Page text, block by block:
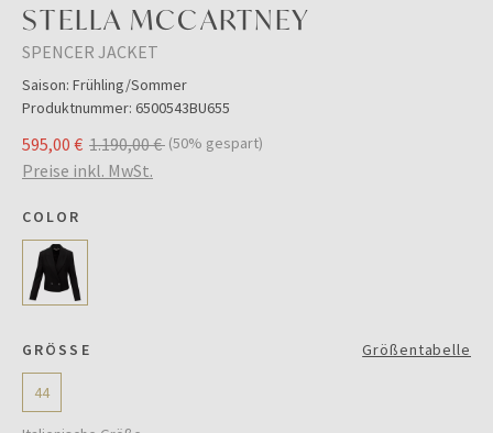
STELLA MCCARTNEY
SPENCER JACKET
Saison: Frühling/Sommer
Produktnummer: 6500543BU655
595,00 € 1.190,00 € (50% gespart)
Preise inkl. MwSt.
COLOR
GRÖSSE Größentabelle
44